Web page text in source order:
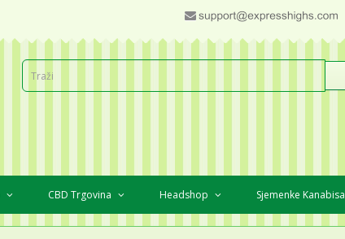
CBD Trgovina Headshop Sjemenke Kanabisa